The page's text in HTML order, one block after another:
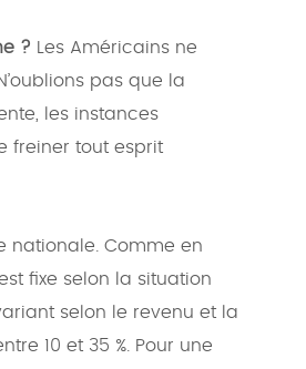
? Les Américains ne
pas que la
les instances
freiner tout esprit
nationale. Comme en
fixe selon la situation
selon le revenu et la
10 et 35 %. Pour une